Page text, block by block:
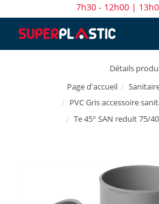
7h30 - 12h00 |
Détails
Page d'accueil
PVC Gris accessoire
Te 45° SAN reduit 75/